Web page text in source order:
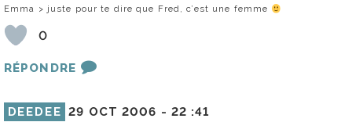
Emma > juste pour te dire que Fred, c’est une femme
0
RÉPONDRE
DEEDEE 29 OCT 2006 - 22 :41